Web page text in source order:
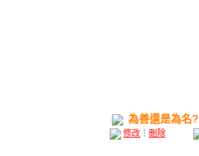
為善還是為名?
修改 刪除